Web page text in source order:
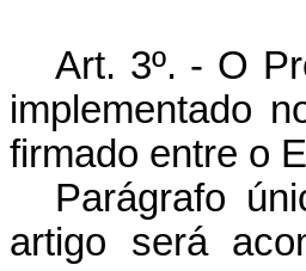
Art. 3º. - O
implementado
firmado entre o
Parágrafo
artigo será